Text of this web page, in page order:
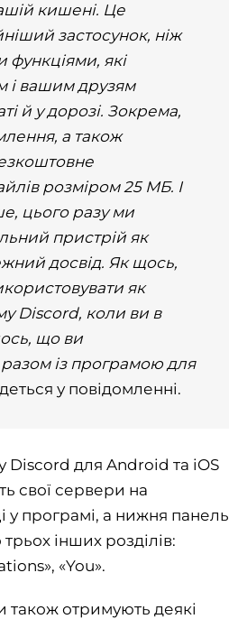
кишені. Це
застосунок, ніж
функціями, які
і вашим друзям
й у дорозі. Зокрема,
а також
розміром 25 МБ. І
цього разу ми
пристрій як
досвід. Як щось,
як
Discord, коли ви в
що ви
із програмою для
у повідомленні.
Discord для Android та iOS
свої сервери на
у програмі, а нижня панель
інших розділів:
«You».
також отримують деякі